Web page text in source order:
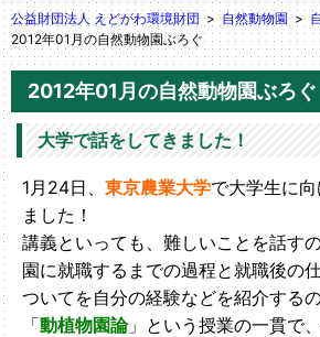
公益財団法人 えどがわ環境財団 自然動物園
2012年01月の自然動物園ぶろぐ
2012年01月の自然動物園ぶろぐ
大学で話をしてきました！
1月24日、 東京農業大学で大学生に
ました！
講義といっても、難しいことを話す
園に就職するまでの過程と就職後の
ついてを自分の経験などを紹介する
「動植物園論」という授業の一貫で